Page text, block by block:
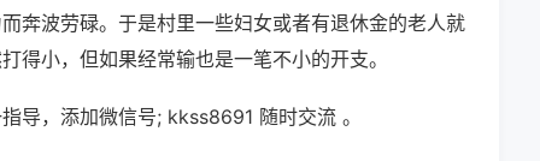
奔波劳碌。于是村里一些妇女或者有退休金的老人就
得小，但如果经常输也是一笔不小的开支。
导，添加微信号; kkss8691 随时交流 。